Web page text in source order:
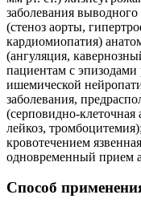
заболевания выводного
(стеноз аорты,
кардиомиопатия)
(ангуляция,
пациентам с эпизодами
ишемической
заболевания,
(серповидно-
лейкоз,
кровотечением
одновременный прием
Способ